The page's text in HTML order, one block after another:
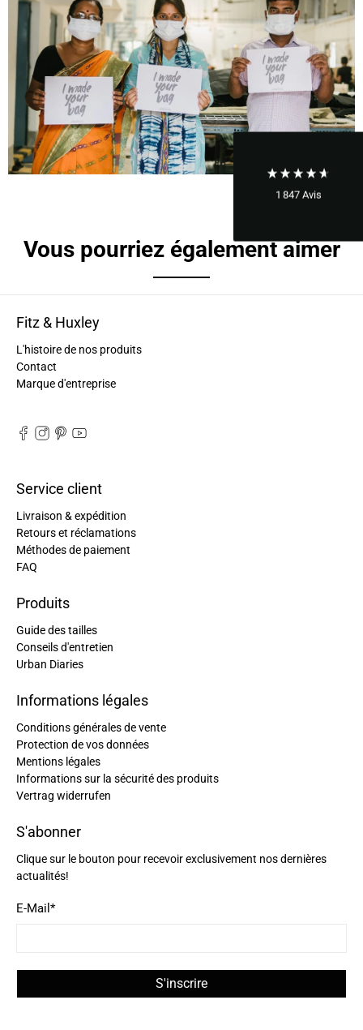
1 847 Avis
Vous pourriez également aimer
Fitz & Huxley
L'histoire de nos produits
Contact
Marque d'entreprise
Service client
Livraison & expédition
Retours et réclamations
Méthodes de paiement
FAQ
Produits
Guide des tailles
Conseils d'entretien
Urban Diaries
Informations légales
Conditions générales de vente
Protection de vos données
Mentions légales
Informations sur la sécurité des produits
Vertrag widerrufen
S'abonner
Clique sur le bouton pour recevoir exclusivement nos dernières
actualités!
E-Mail *
S'inscrire